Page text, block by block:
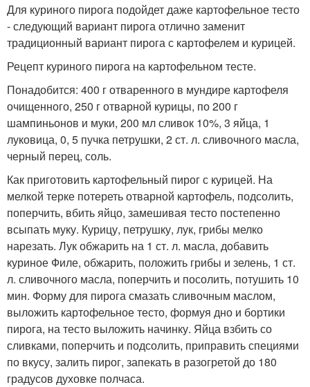
Для куриного пирога подойдет даже картофельное тесто
- следующий вариант пирога отлично заменит
традиционный вариант пирога с картофелем и курицей.
Рецепт куриного пирога на картофельном тесте.
Понадобится: 400 г отваренного в мундире картофеля
очищенного, 250 г отварной курицы, по 200 г
шампиньонов и муки, 200 мл сливок 10%, 3 яйца, 1
луковица, 0, 5 пучка петрушки, 2 ст. л. сливочного масла,
черный перец, соль.
Как приготовить картофельный пирог с курицей. На
мелкой терке потереть отварной картофель, подсолить,
поперчить, вбить яйцо, замешивая тесто постепенно
всыпать муку. Курицу, петрушку, лук, грибы мелко
нарезать. Лук обжарить на 1 ст. л. масла, добавить
куриное Филе, обжарить, положить грибы и зелень, 1 ст.
л. сливочного масла, поперчить и посолить, потушить 10
мин. Форму для пирога смазать сливочным маслом,
выложить картофельное тесто, формуя дно и бортики
пирога, на тесто выложить начинку. Яйца взбить со
сливками, поперчить и подсолить, приправить специями
по вкусу, залить пирог, запекать в разогретой до 180
градусов духовке полчаса.